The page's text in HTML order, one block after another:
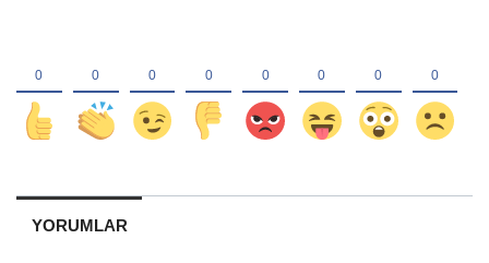
YORUMLAR